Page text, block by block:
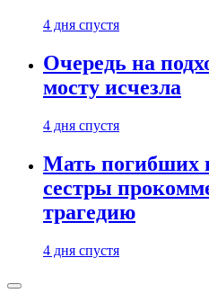
4 дня спустя
Очередь на
мосту исчезла
4 дня спустя
Мать погибших
сестры
трагедию
4 дня спустя